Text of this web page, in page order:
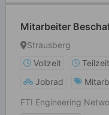
Mitarbeiter
Strausberg
Vollzeit
Teilzeit
Jobrad
FTI Engineering